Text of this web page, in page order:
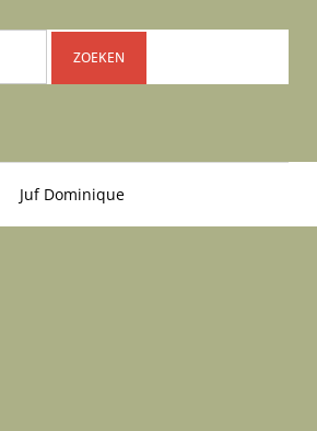
Juf Dominique